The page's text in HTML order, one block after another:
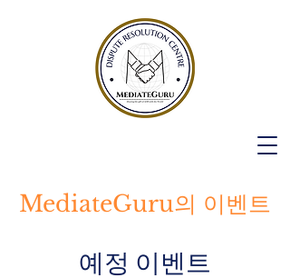
MediateGuru의 이벤트
예정 이벤트